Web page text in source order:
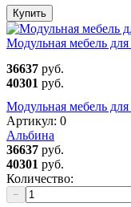
Купить
Модульная мебель
36637 руб.
40301 руб.
Модульная мебель
Артикул: 0
Альбина
36637 руб.
40301 руб.
Количество:
−